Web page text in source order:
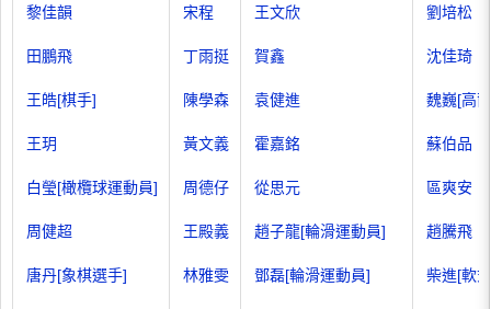
黎佳韻
田鵬飛
王皓[棋手]
王玥
白瑩[橄欖球運動員]
周健超
唐丹[象棋選手]
宋程
丁雨挺
陳學森
黃文義
周德仔
王殿義
林雅雯
王文欣
賀鑫
袁健進
霍嘉銘
從思元
趙子龍[輪滑運動員]
鄧磊[輪滑運動員]
劉培松
沈佳琦
魏巍[高
蘇伯品
區爽安
趙騰飛
柴進[軟